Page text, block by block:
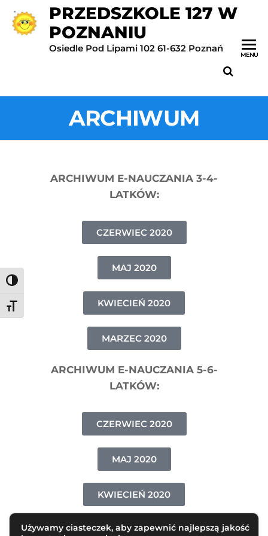
Toggle High Contrast
Toggle Font size
PRZEDSZKOLE 127 W
POZNANIU
Osiedle Pod Lipami 102 61-632 Poznań
MENU
ARCHIWUM
ARCHIWUM E-NAUCZANIA 3-4-
LATKÓW:
CZERWIEC 2020
MAJ 2020
KWIECIEŃ 2020
MARZEC 2020
ARCHIWUM E-NAUCZANIA 5-6-
LATKÓW:
CZERWIEC 2020
MAJ 2020
KWIECIEŃ 2020
MARZEC 2020
Używamy ciasteczek, aby zapewnić najlepszą jakość